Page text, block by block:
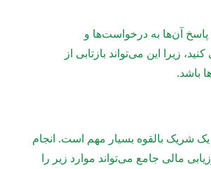
آن‌ها به درخواست‌ها و
زیرا این می‌تواند بازتابی از
باشد.
شریک بالقوه بسیار مهم است. انجام
مالی جامع می‌تواند موارد زیر را